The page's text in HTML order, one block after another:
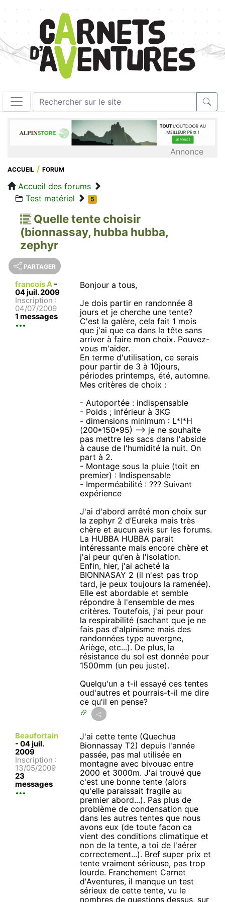
Annonce
ACCUEIL FORUM
Accueil des forums
Test matériel
5
Quelle tente choisir
(bionnassay, hubba hubba,
zephyr
PARTAGER
francois A -
04 juil. 2009
Inscription :
04/07/2009
1 messages
Bonjour a tous,
Je dois partir en randonnée 8
jours et je cherche une tente?
C'est la galère, cela fait 1 mois
que j'ai que ca dans la tête sans
arriver à faire mon choix. Pouvez-
vous m'aider.
En terme d'utilisation, ce serais
pour partir de 3 à 10jours,
périodes printemps, été, automne.
Mes critères de choix :
- Autoportée : indispensable
- Poids ; inférieur à 3KG
- dimensions minimum : L*l*H
(200*150*95) --> je ne souhaite
pas mettre les sacs dans l'abside
à cause de l'humidité la nuit. On
part à 2.
- Montage sous la pluie (toit en
premier) : Indispensable
- Imperméabilité : ??? Suivant
expérience
J'ai d'abord arrêté mon choix sur
la zephyr 2 d’Eureka mais très
chère et aucun avis sur les forums.
La HUBBA HUBBA parait
intéressante mais encore chère et
j'ai peur qu'en à l'isolation.
Enfin, hier, j'ai acheté la
BIONNASAY 2 (il n'est pas trop
tard, je peux toujours la ramenée).
Elle est abordable et semble
répondre à l'ensemble de mes
critères. Toutefois, j'ai peur pour
la respirabilité (sachant que je ne
fais pas d'alpinisme mais des
randonnées type auvergne,
Ariège, etc...). De plus, la
résistance du sol est donnée pour
1500mm (un peu juste).
Quelqu'un a t-il essayé ces tentes
oud'autres et pourrais-t-il me dire
ce qu'il en pense?
Beaufortain
- 04 juil.
2009
Inscription :
13/05/2009
23
messages
J'ai cette tente (Quechua
Bionnassay T2) depuis l'année
passée, pas mal utilisée en
montagne avec bivouac entre
2000 et 3000m. J'ai trouvé que
c'est une bonne tente (alors
qu'elle paraissait fragile au
premier abord...). Pas plus de
problème de condensation que
dans les autres tentes que nous
avons eux (de toute facon ca
vient des conditions climatique et
non de la tente, a toi de l'aérer
correctement...). Bref super prix et
tente vraiment sérieuse, pas trop
lourde. Franchement Carnet
d'Aventures, il manque un test
sérieux de cette tente, vu le
nombres de questions dessus, sur